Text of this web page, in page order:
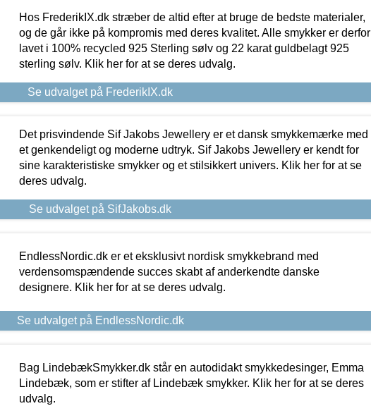
Hos FrederikIX.dk stræber de altid efter at bruge de bedste materialer,
og de går ikke på kompromis med deres kvalitet. Alle smykker er derfor
lavet i 100% recycled 925 Sterling sølv og 22 karat guldbelagt 925
sterling sølv. Klik her for at se deres udvalg.
Se udvalget på FrederikIX.dk
Det prisvindende Sif Jakobs Jewellery er et dansk smykkemærke med
et genkendeligt og moderne udtryk. Sif Jakobs Jewellery er kendt for
sine karakteristiske smykker og et stilsikkert univers. Klik her for at se
deres udvalg.
Se udvalget på SifJakobs.dk
EndlessNordic.dk er et eksklusivt nordisk smykkebrand med
verdensomspændende succes skabt af anderkendte danske
designere. Klik her for at se deres udvalg.
Se udvalget på EndlessNordic.dk
Bag LindebækSmykker.dk står en autodidakt smykkedesinger, Emma
Lindebæk, som er stifter af Lindebæk smykker. Klik her for at se deres
udvalg.